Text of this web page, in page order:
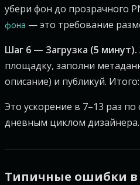
убери фон до прозрачного
фона — это требование
Шаг 6 — Загрузка (5 минут).
площадку, заполни
описание) и публикуй.
Это ускорение в 7–13 раз
дневным циклом дизайнера.
Типичные ошибки в